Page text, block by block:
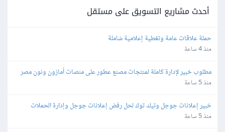
أحدث مشاريع التسويق على مستقل
حملة علاقات عامة وتغطية إعلامية شاملة
منذ 4 ساعة
مطلوب خبير لإدارة كاملة لمنتجات مصنع عطور على منصات أمازون ونون مصر
والسعودية والإمارات
منذ 5 ساعة
خبير إعلانات جوجل وتيك توك لحل رفض إعلانات جوجل وإدارة الحملات
منذ 5 ساعة